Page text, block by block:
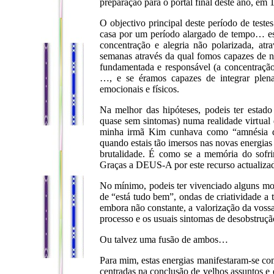
preparação para o portal final deste ano,
O objectivo principal deste período de
casa por um período alargado de tempo…
concentração e alegria não polarizada,
semanas através da qual fomos capazes
fundamentada e responsável (a
…, e se éramos capazes de integrar
emocionais e físicos.
Na melhor das hipóteses, podeis ter
quase sem sintomas) numa realidade
minha irmã Kim cunhava como “amnésia
quando estais tão imersos nas novas
brutalidade. É como se a memória do
Graças a DEUS-A por este recurso
No mínimo, podeis ter vivenciado alguns
de “está tudo bem”, ondas de criatividade a
embora não constante, a valorização da
processo e os usuais sintomas de
Ou talvez uma fusão de ambos…
Para mim, estas energias manifestaram-se
centradas na conclusão de velhos assuntos